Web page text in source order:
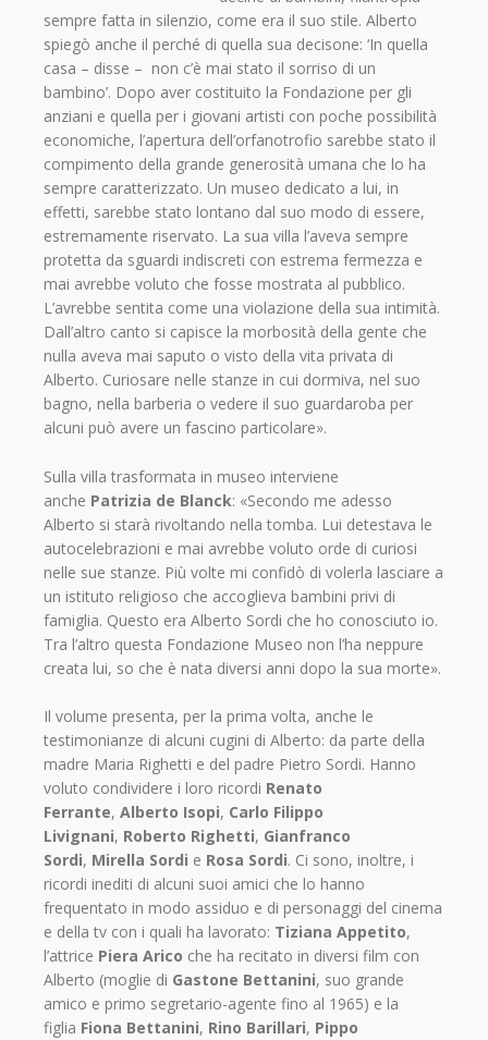
sempre fatta in silenzio, come era il suo stile. Alberto
spiegò anche il perché di quella sua decisone: ‘In quella
casa – disse – non c’è mai stato il sorriso di un
bambino’. Dopo aver costituito la Fondazione per gli
anziani e quella per i giovani artisti con poche possibilità
economiche, l’apertura dell’orfanotrofio sarebbe stato il
compimento della grande generosità umana che lo ha
sempre caratterizzato. Un museo dedicato a lui, in
effetti, sarebbe stato lontano dal suo modo di essere,
estremamente riservato. La sua villa l’aveva sempre
protetta da sguardi indiscreti con estrema fermezza e
mai avrebbe voluto che fosse mostrata al pubblico.
L’avrebbe sentita come una violazione della sua intimità.
Dall’altro canto si capisce la morbosità della gente che
nulla aveva mai saputo o visto della vita privata di
Alberto. Curiosare nelle stanze in cui dormiva, nel suo
bagno, nella barberia o vedere il suo guardaroba per
alcuni può avere un fascino particolare».
Sulla villa trasformata in museo interviene
anche Patrizia de Blanck: «Secondo me adesso
Alberto si starà rivoltando nella tomba. Lui detestava le
autocelebrazioni e mai avrebbe voluto orde di curiosi
nelle sue stanze. Più volte mi confidò di volerla lasciare a
un istituto religioso che accoglieva bambini privi di
famiglia. Questo era Alberto Sordi che ho conosciuto io.
Tra l’altro questa Fondazione Museo non l’ha neppure
creata lui, so che è nata diversi anni dopo la sua morte».
Il volume presenta, per la prima volta, anche le
testimonianze di alcuni cugini di Alberto: da parte della
madre Maria Righetti e del padre Pietro Sordi. Hanno
voluto condividere i loro ricordi Renato
Ferrante, Alberto Isopi, Carlo Filippo
Livignani, Roberto Righetti, Gianfranco
Sordi, Mirella Sordi e Rosa Sordi. Ci sono, inoltre, i
ricordi inediti di alcuni suoi amici che lo hanno
frequentato in modo assiduo e di personaggi del cinema
e della tv con i quali ha lavorato: Tiziana Appetito,
l’attrice Piera Arico che ha recitato in diversi film con
Alberto (moglie di Gastone Bettanini, suo grande
amico e primo segretario-agente fino al 1965) e la
figlia Fiona Bettanini, Rino Barillari, Pippo